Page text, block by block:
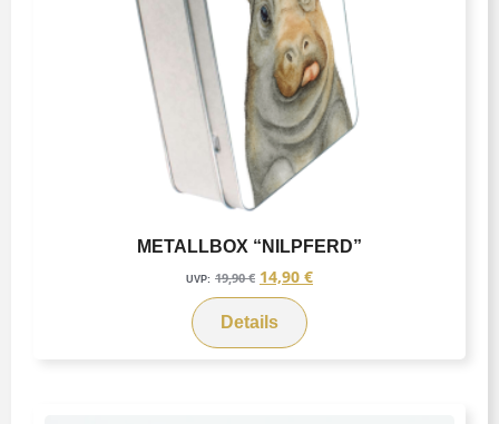
METALLBOX “NILPFERD”
UVP: 19,90€ 14,90 €
Details